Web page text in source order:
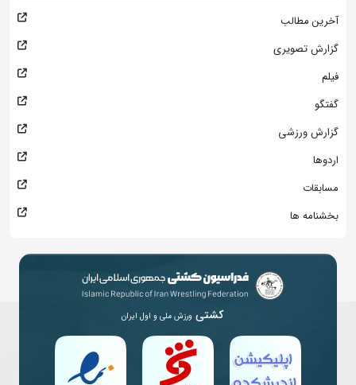
آخرین مطالب
گزارش تصویری
فیلم
گفتگو
گزارش ورزشی
اردوها
مسابقات
بخشنامه ها
کشتی ورزش ملی و اول ایران